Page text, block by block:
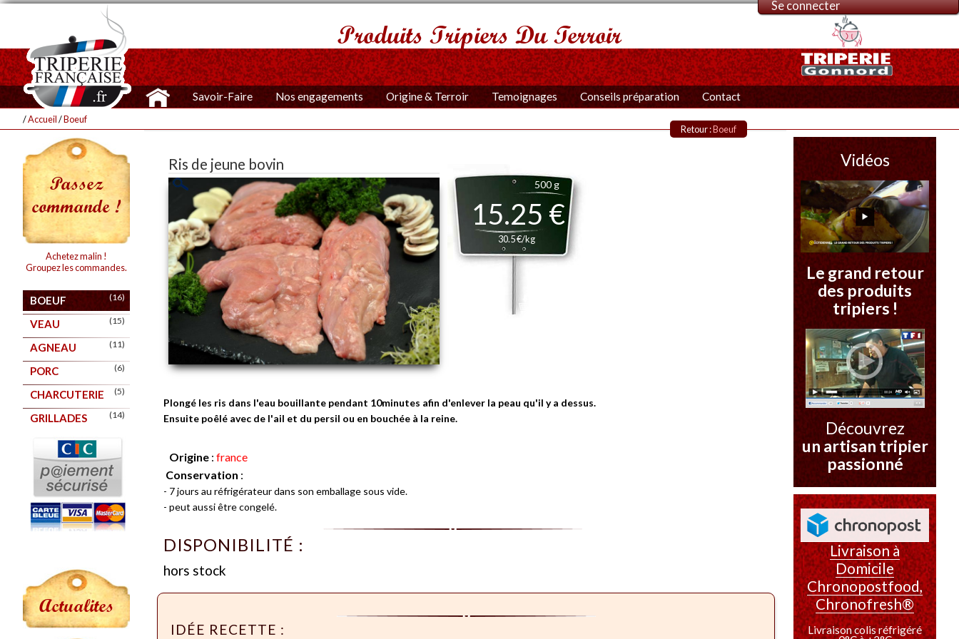
Produits Tripiers Du Terroir
Savoir-Faire Nos engagements Origine & Terroir Temoignages Conseils préparation Contact
/Accueil/Boeuf
Retour :Boeuf
Ris de jeune bovin
500 g
15.25 €
30.5 €/kg
Plongé les ris dans l'eau bouillante pendant 10minutes afin d'enlever la peau qu'il y a dessus.
Ensuite poêlé avec de l'ail et du persil ou en bouchée à la reine.
Origine : france
Conservation :
- 7 jours au réfrigérateur dans son emballage sous vide.
- peut aussi être congelé.
DISPONIBILITÉ :
hors stock
IDÉE RECETTE :
Passez
commande !
Achetez malin !
Groupez les commandes.
BOEUF (16)
VEAU (15)
AGNEAU (11)
PORC (6)
CHARCUTERIE (5)
GRILLADES (14)
Actualites
Se connecter
Vidéos
Le grand retour
des produits
tripiers !
Découvrez
un artisan tripier
passionné
Livraison à
Domicile
Chronopostfood,
Chronofresh®
Livraison colis réfrigéré